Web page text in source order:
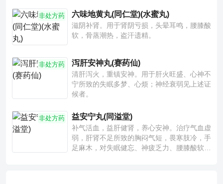
非处方药 六味地黄丸(同仁堂)(水蜜丸)
滋阴补肾。用于肾阴亏损，头晕耳鸣，腰膝酸
软，骨蒸潮热，盗汗遗精。
非处方药 泻肝安神丸(赛药仙)
清肝泻火，重镇安神。用于肝火旺盛、心神不
宁所致的失眠多梦、心烦；神经衰弱见上述证
候者。
非处方药 益安宁丸(同溢堂)
补气活血，益肝健肾，养心安神。治疗气血虚
弱，肝肾不足所致的胸闷气短，畏寒肢冷，手
足麻木，对失眠健忘、神疲乏力、腰膝酸软也